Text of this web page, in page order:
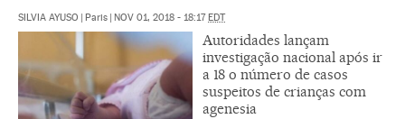
SILVIA AYUSO Paris NOV 01, 2018 - 18:17 EDT
Autoridades lançam
investigação nacional após ir
a 18 o número de casos
suspeitos de crianças com
agenesia